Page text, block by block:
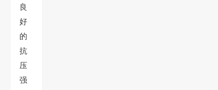
良
好
的
抗
压
强